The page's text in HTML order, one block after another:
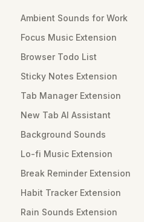
Ambient Sounds for Work
Focus Music Extension
Browser Todo List
Sticky Notes Extension
Tab Manager Extension
New Tab AI Assistant
Background Sounds
Lo-fi Music Extension
Break Reminder Extension
Habit Tracker Extension
Rain Sounds Extension